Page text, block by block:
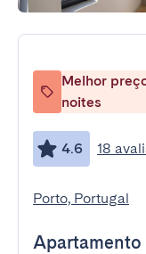
Melhor
noites
4.6 18
Porto, Portugal
Apartamento